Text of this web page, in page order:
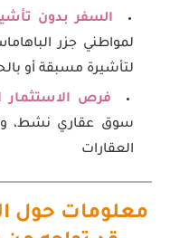
السفر بدون
لمواطني جزر
لتأشيرة مسبقة أو
فرص الاستثمار
سوق عقاري نشط،
العقارات
معلومات حول